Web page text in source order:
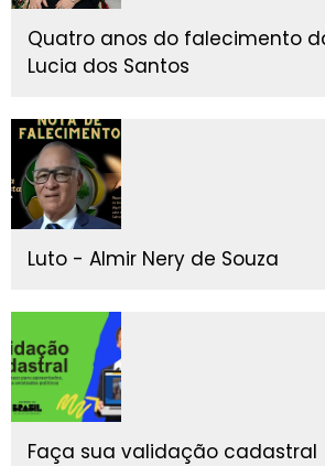
Quatro anos do falecimento
Lucia dos Santos
Luto - Almir Nery de Souza
Faça sua validação cadastral